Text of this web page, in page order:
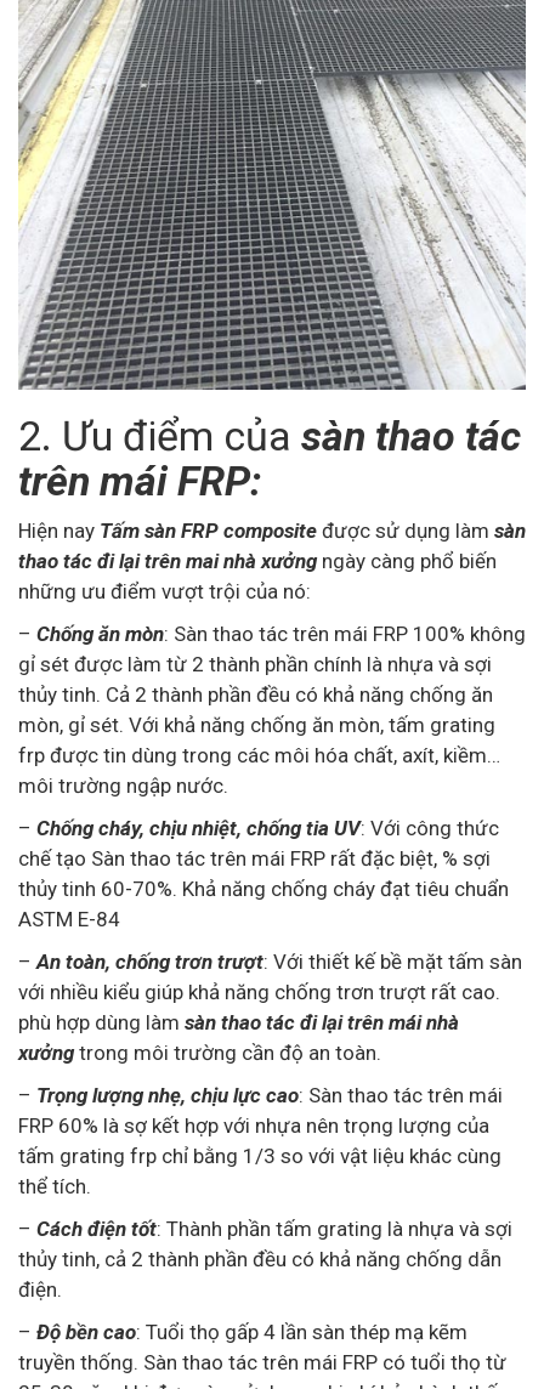
2. Ưu điểm của sàn thao tác
trên mái FRP:
Hiện nay Tấm sàn FRP composite được sử dụng làm sàn
thao tác đi lại trên mai nhà xưởngngày càng phổ biến
những ưu điểm vượt trội của nó:
– Chống ăn mòn: Sàn thao tác trên mái FRP 100% không
gỉ sét được làm từ 2 thành phần chính là nhựa và sợi
thủy tinh. Cả 2 thành phần đều có khả năng chống ăn
mòn, gỉ sét. Với khả năng chống ăn mòn, tấm grating
frp được tin dùng trong các môi hóa chất, axít, kiềm…
môi trường ngập nước.
– Chống cháy, chịu nhiệt, chống tia UV: Với công thức
chế tạo Sàn thao tác trên mái FRP rất đặc biệt, % sợi
thủy tinh 60-70%. Khả năng chống cháy đạt tiêu chuẩn
ASTM E-84
–An toàn, chống trơn trượt: Với thiết kế bề mặt tấm sàn
với nhiều kiểu giúp khả năng chống trơn trượt rất cao.
phù hợp dùng làm sàn thao tác đi lại trên mái nhà
xưởngtrong môi trường cần độ an toàn.
– Trọng lượng nhẹ, chịu lực cao: Sàn thao tác trên mái
FRP 60% là sợ kết hợp với nhựa nên trọng lượng của
tấm grating frp chỉ bằng 1/3 so với vật liệu khác cùng
thể tích.
– Cách điện tốt: Thành phần tấm grating là nhựa và sợi
thủy tinh, cả 2 thành phần đều có khả năng chống dẫn
điện.
– Độ bền cao: Tuổi thọ gấp 4 lần sàn thép mạ kẽm
truyền thống. Sàn thao tác trên mái FRP có tuổi thọ từ